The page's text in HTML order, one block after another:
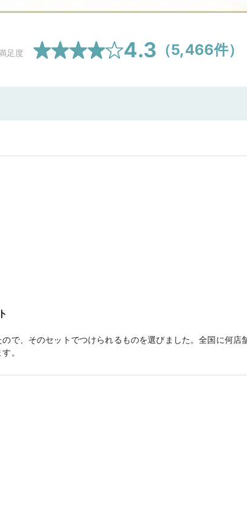
足度 4.3 （5,466件）
で、そのセットでつけられるものを選びました。全国に何店
。
ていただきました。婚約指輪とセットリングになっているこ
付けられている感がなくしっくりきました。
ていただきました。隣に系列店舗もあったのでその店舗のも
す。買う時期を検討して購入したいと思います。